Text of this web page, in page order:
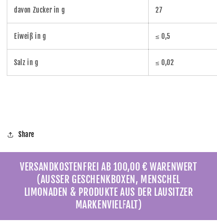
davon Zucker in g 27
Eiweiß in g ≤ 0,5
Salz in g ≤ 0,02
Share
VERSANDKOSTENFREI AB 100,00 € WARENWERT
(AUSSER GESCHENKBOXEN, MENSCHEL
LIMONADEN & PRODUKTE AUS DER LAUSITZER
MARKENVIELFALT)